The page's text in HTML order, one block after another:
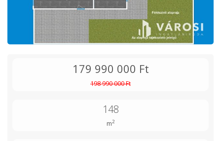
179 990 000 Ft
198 990 000 Ft
148
m2